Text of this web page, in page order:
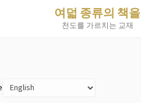
여덟 종류의 책을
천도를 가르치는 교재